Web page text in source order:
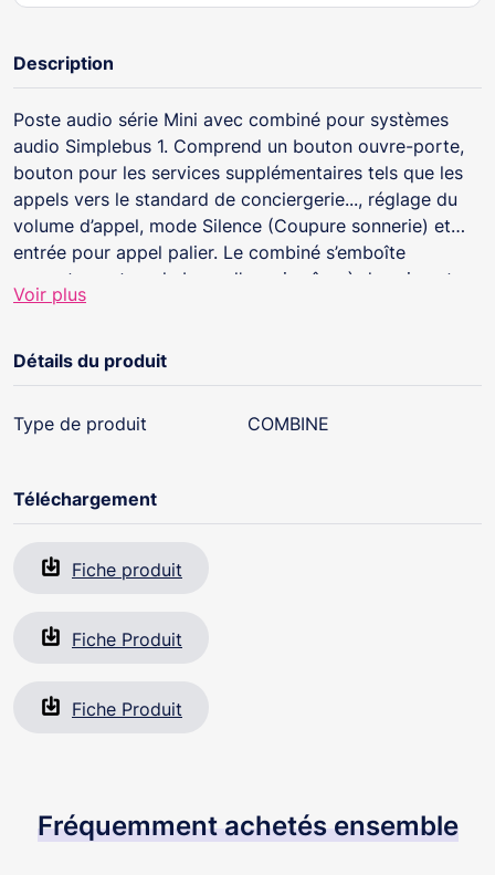
Description
Poste audio série Mini avec combiné pour systèmes
audio Simplebus 1. Comprend un bouton ouvre-porte,
bouton pour les services supplémentaires tels que les
appels vers le standard de conciergerie..., réglage du
volume d’appel, mode Silence (Coupure sonnerie) et
entrée pour appel palier. Le combiné s’emboîte
correctement sur la base d’appui grâce à des aimants
invisible. Possibilité d’acheter séparément la carte
supplémentaire avec contacts secs et de la répétition
d’appel.
Voir plus
Détails du produit
Type de produit COMBINE
Téléchargement
Fiche produit
Fiche Produit
Fiche Produit
Fréquemment achetés ensemble